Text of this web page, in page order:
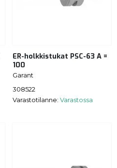
ER-holkkistukat PSC-63 A =
100
Garant
308522
Varastotilanne: Varastossa